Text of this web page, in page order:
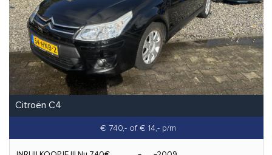
Citroën C4
€ 740,- of € 14,- p/m